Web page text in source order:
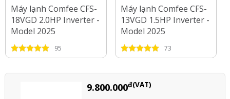
Máy lạnh Comfee CFS-
18VGD 2.0HP Inverter -
Model 2025
95
Máy lạnh Comfee CFS-
13VGD 1.5HP Inverter -
Model 2025
73
9.800.000đ(VAT)